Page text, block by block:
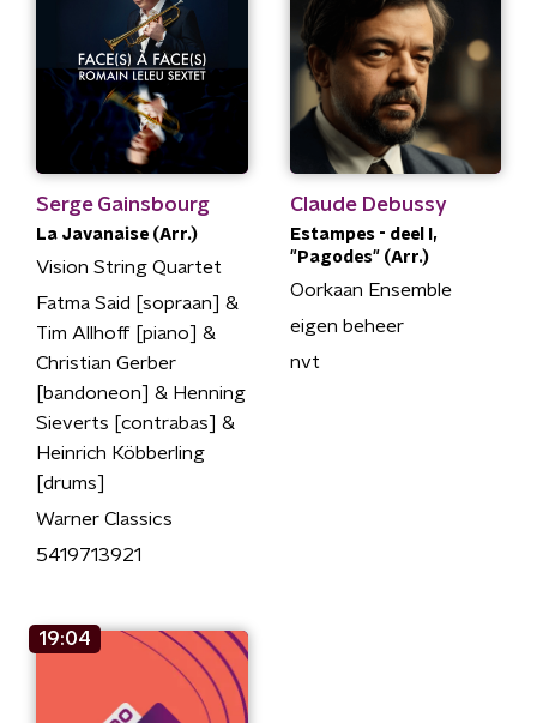
Serge Gainsbourg
La Javanaise (Arr.)
Vision String Quartet
Fatma Said [sopraan] &
Tim Allhoff [piano] &
Christian Gerber
[bandoneon] & Henning
Sieverts [contrabas] &
Heinrich Köbberling
[drums]
Warner Classics
5419713921
Claude Debussy
Estampes - deel I,
"Pagodes" (Arr.)
Oorkaan Ensemble
eigen beheer
nvt
19:04